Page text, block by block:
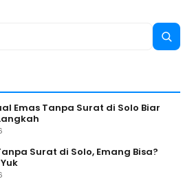
Search
Emas Tanpa Surat di Solo Biar
Surat di Solo, Emang Bisa?